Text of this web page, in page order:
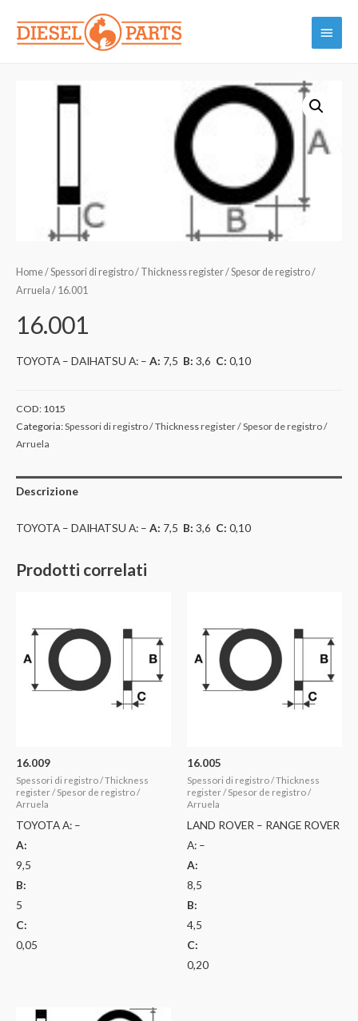
contenuto
Menu
Home/Spessori di registro / Thickness register / Spesor de registro /
Arruela / 16.001
16.001
TOYOTA – DAIHATSU A: – A: 7,5 B: 3,6 C: 0,10
COD: 1015
Categoria:Spessori di registro / Thickness register / Spesor de registro /
Arruela
Descrizione
TOYOTA – DAIHATSU A: – A: 7,5 B: 3,6 C: 0,10
Prodotti correlati
16.009
Spessori di registro / Thickness
register / Spesor de registro /
Arruela
TOYOTA A: –
A:
9,5
B:
5
C:
0,05
16.005
Spessori di registro / Thickness
register / Spesor de registro /
Arruela
LAND ROVER – RANGE ROVER
A: –
A:
8,5
B:
4,5
C:
0,20